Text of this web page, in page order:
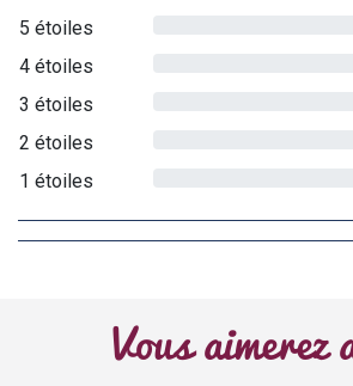
5 étoiles
4 étoiles
3 étoiles
2 étoiles
1 étoiles
Vous aimerez